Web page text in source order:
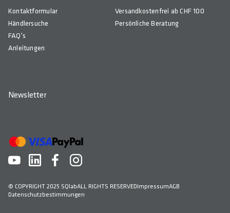
Kontaktformular
Händlersuche
FAQ's
Anleitungen
Versandkostenfrei ab CHF 100
Persönliche Beratung
Newsletter
© COPYRIGHT 2025 SQlabALL RIGHTS RESERVEDImpressumAGB
Datenschutzbestimmungen